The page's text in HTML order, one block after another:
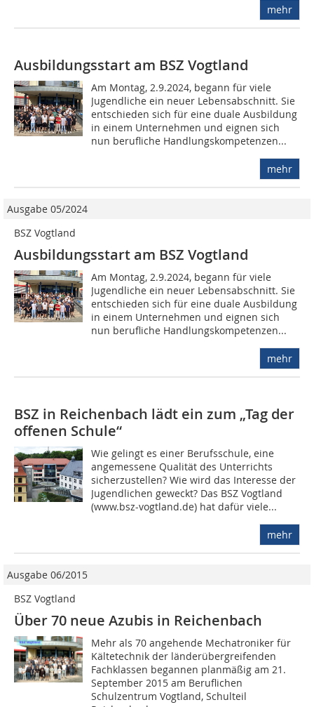
mehr
Ausbildungsstart am BSZ Vogtland
Am Montag, 2.9.2024, begann für viele
Jugendliche ein neuer Lebensabschnitt. Sie
entschieden sich für eine duale Ausbildung
in einem Unternehmen und eignen sich
nun berufliche Handlungskompetenzen...
mehr
Ausgabe 05/2024
BSZ Vogtland
Ausbildungsstart am BSZ Vogtland
Am Montag, 2.9.2024, begann für viele
Jugendliche ein neuer Lebensabschnitt. Sie
entschieden sich für eine duale Ausbildung
in einem Unternehmen und eignen sich
nun berufliche Handlungskompetenzen...
mehr
BSZ in Reichenbach lädt ein zum „Tag der
offenen Schule“
Wie gelingt es einer Berufsschule, eine
angemessene Qualität des Unterrichts
sicherzustellen? Wie wird das Interesse der
Jugendlichen geweckt? Das BSZ Vogtland
(www.bsz-vogtland.de) hat dafür viele...
mehr
Ausgabe 06/2015
BSZ Vogtland
Über 70 neue Azubis in Reichenbach
Mehr als 70 angehende Mecha­troniker für
Kältetechnik der länderübergreifenden
Fachklassen begannen planmäßig am 21.
September 2015 am Beruflichen
Schulzentrum Vogtland, Schulteil